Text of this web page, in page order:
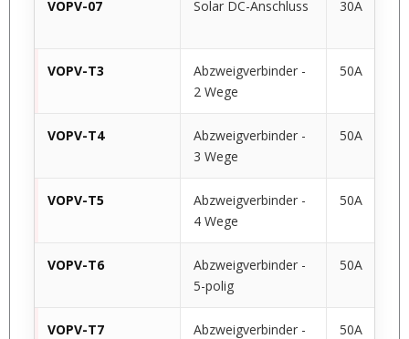
VOPV-07 Solar DC-Anschluss 30A
VOPV-T3
Abzweigverbinder -
2 Wege
50A
VOPV-T4
Abzweigverbinder -
3 Wege
50A
VOPV-T5
Abzweigverbinder -
4 Wege
50A
VOPV-T6
Abzweigverbinder -
5-polig
50A
VOPV-T7
Abzweigverbinder -
50A